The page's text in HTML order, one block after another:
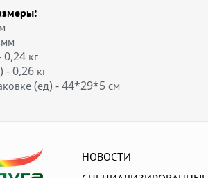
0,24 кг
- 0,26 кг
(ед) - 44*29*5 см
НОВОСТИ